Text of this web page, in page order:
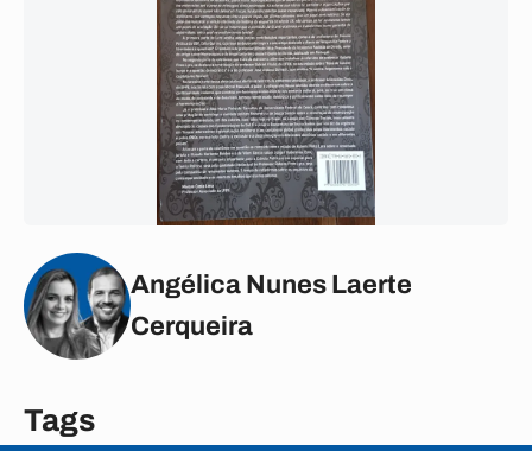
Angélica Nunes Laerte
Cerqueira
Tags